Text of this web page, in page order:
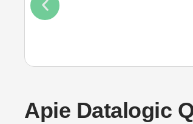
Apie Datalogic